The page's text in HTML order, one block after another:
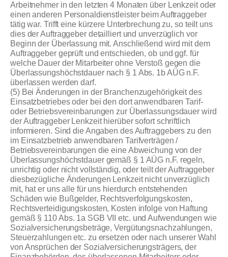
Arbeitnehmer in den letzten 4 Monaten über Lenkzeit oder
einen anderen Personaldienstleister beim Auftraggeber
tätig war. Trifft eine kürzere Unterbrechung zu, so teilt uns
dies der Auftraggeber detailliert und unverzüglich vor
Beginn der Überlassung mit. Anschließend wird mit dem
Auftraggeber geprüft und entschieden, ob und ggf. für
welche Dauer der Mitarbeiter ohne Verstoß gegen die
Überlassungshöchstdauer nach § 1 Abs. 1b AÜG n.F.
überlassen werden darf.
(5) Bei Änderungen in der Branchenzugehörigkeit des
Einsatzbetriebes oder bei den dort anwendbaren Tarif-
oder Betriebsvereinbarungen zur Überlassungsdauer wird
der Auftraggeber Lenkzeit hierüber sofort schriftlich
informieren. Sind die Angaben des Auftraggebers zu den
im Einsatzbetrieb anwendbaren Tarifverträgen /
Betriebsvereinbarungen die eine Abweichung von der
Überlassungshöchstdauer gemäß § 1 AÜG n.F. regeln,
unrichtig oder nicht vollständig, oder teilt der Auftraggeber
diesbezügliche Änderungen Lenkzeit nicht unverzüglich
mit, hat er uns alle für uns hierdurch entstehenden
Schäden wie Bußgelder, Rechtsverfolgungskosten,
Rechtsverteidigungskosten, Kosten infolge von Haftung
gemäß § 110 Abs. 1a SGB VII etc. und Aufwendungen wie
Sozialversicherungsbeträge, Vergütungsnachzahlungen,
Steuerzahlungen etc. zu ersetzen oder nach unserer Wahl
von Ansprüchen der Sozialversicherungsträgers, der